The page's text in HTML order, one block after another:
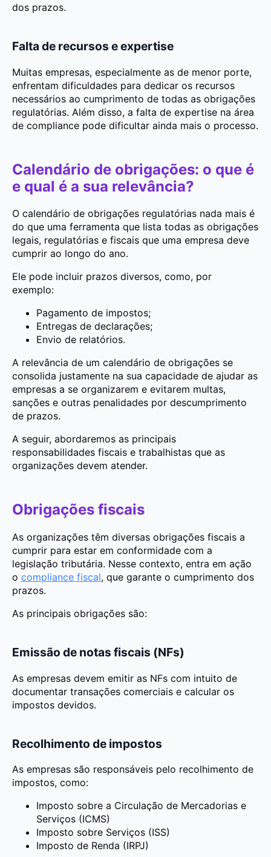
dos prazos.
Falta de recursos e expertise
Muitas empresas, especialmente as de menor porte,
enfrentam dificuldades para dedicar os recursos
necessários ao cumprimento de todas as obrigações
regulatórias. Além disso, a falta de expertise na área
de compliance pode dificultar ainda mais o processo.
Calendário de obrigações: o que é
e qual é a sua relevância?
O calendário de obrigações regulatórias nada mais é
do que uma ferramenta que lista todas as obrigações
legais, regulatórias e fiscais que uma empresa deve
cumprir ao longo do ano.
Ele pode incluir prazos diversos, como, por
exemplo:
Pagamento de impostos;
Entregas de declarações;
Envio de relatórios.
A relevância de um calendário de obrigações se
consolida justamente na sua capacidade de ajudar as
empresas a se organizarem e evitarem multas,
sanções e outras penalidades por descumprimento
de prazos.
A seguir, abordaremos as principais
responsabilidades fiscais e trabalhistas que as
organizações devem atender.
Obrigações fiscais
As organizações têm diversas obrigações fiscais a
cumprir para estar em conformidade com a
legislação tributária. Nesse contexto, entra em ação
o compliance fiscal, que garante o cumprimento dos
prazos.
As principais obrigações são:
Emissão de notas fiscais (NFs)
As empresas devem emitir as NFs com intuito de
documentar transações comerciais e calcular os
impostos devidos.
Recolhimento de impostos
As empresas são responsáveis pelo recolhimento de
impostos, como:
Imposto sobre a Circulação de Mercadorias e
Serviços (ICMS)
Imposto sobre Serviços (ISS)
Imposto de Renda (IRPJ)